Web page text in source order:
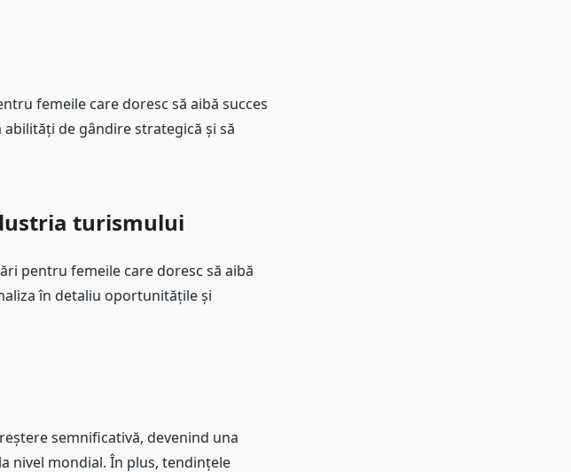
femeile care doresc să aibă succes
de gândire strategică și să
turismului
pentru femeile care doresc să aibă
în detaliu oportunitățile și
semnificativă, devenind una
nivel mondial. În plus, tendințele